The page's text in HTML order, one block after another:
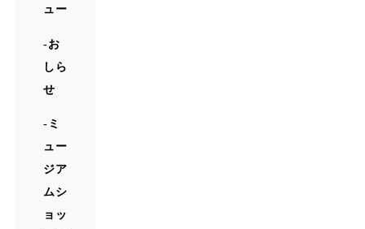
ュー
お
しら
せ
ミ
ュー
ジア
ムシ
ョッ